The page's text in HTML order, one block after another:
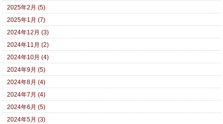
2025年2月 (5)
2025年1月 (7)
2024年12月 (3)
2024年11月 (2)
2024年10月 (4)
2024年9月 (5)
2024年8月 (4)
2024年7月 (4)
2024年6月 (5)
2024年5月 (3)